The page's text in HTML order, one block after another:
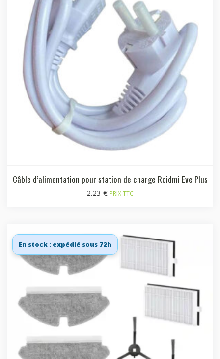
Câble d’alimentation pour station de charge Roidmi Eve Plus
2.23 € PRIX TTC
En stock : expédié sous 72h